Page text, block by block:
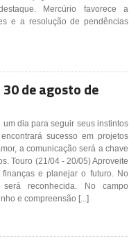
Mercúrio favorece a
e a resolução de pendências
de agosto de
dia para seguir seus instintos
sucesso em projetos
a comunicação será a chave
Touro (21/04 - 20/05) Aproveite
e planejar o futuro. No
reconhecida. No campo
e compreensão [...]